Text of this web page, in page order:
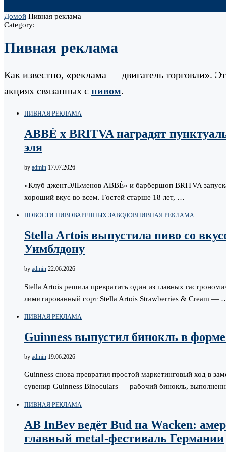
Домой Пивная реклама
Category:
Пивная реклама
Как известно, «реклама — двигатель торговли».
акциях связанных с пивом.
ПИВНАЯ РЕКЛАМА
ABBÉ х BRITVA наградят
эля
by admin 17.07.2026
«Клуб джентЭЛЬменов ABBÉ» и барбершоп BRITVA
хороший вкус во всем. Гостей старше 18 лет, …
НОВОСТИ ПИВОВАРЕННЫХ ЗАВОДОВПИВНАЯ РЕКЛАМА
Stella Artois выпустила пиво со
Уимблдону
by admin 22.06.2026
Stella Artois решила превратить один из главных
лимитированный сорт Stella Artois Strawberries & Cream —
ПИВНАЯ РЕКЛАМА
Guinness выпустил бинокль в
by admin 19.06.2026
Guinness снова превратил простой маркетинговый ход в
сувенир Guinness Binoculars — рабочий бинокль,
ПИВНАЯ РЕКЛАМА
AB InBev ведёт Bud на Wacken:
главный metal-фестиваль Германии